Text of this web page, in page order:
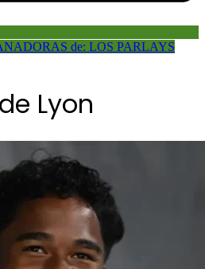
de: LOS PARLAYS
Lyon